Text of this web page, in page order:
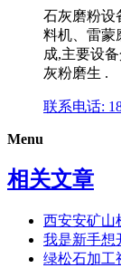
石灰磨粉设
料机、雷蒙
成,主要设
灰粉磨生 .
联系电话:
Menu
相关文章
西安安矿山
我是新手想
绿松石加工